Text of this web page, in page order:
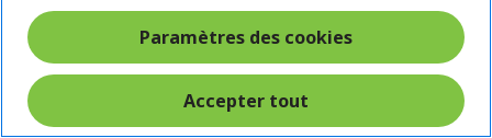
65 - 100
Paramètres des cookies
Accepter tout